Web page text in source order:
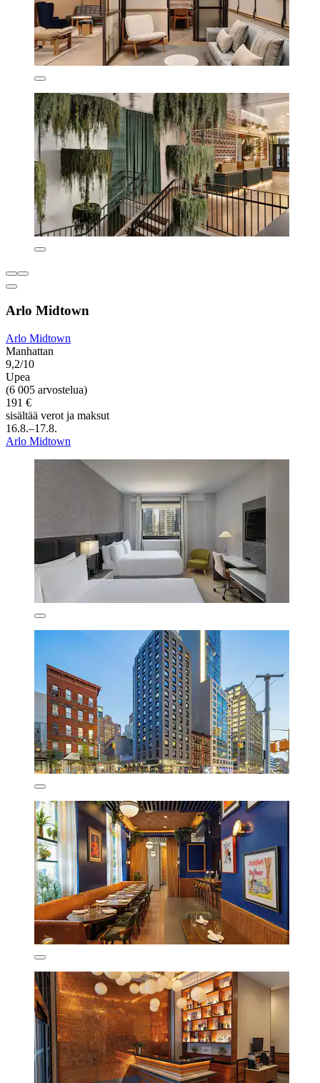
Arlo Midtown
Arlo Midtown
Manhattan
9,2/10
Upea
(6 005 arvostelua)
191 €
sisältää verot ja maksut
16.8.–17.8.
Arlo Midtown